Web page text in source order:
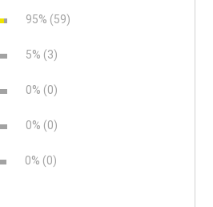
95% (59)
5% (3)
0% (0)
0% (0)
0% (0)